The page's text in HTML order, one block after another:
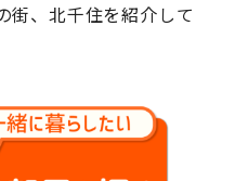
街、北千住を紹介して